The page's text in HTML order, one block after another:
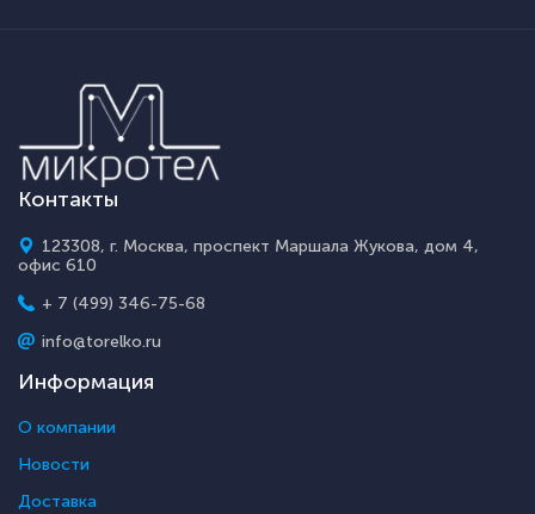
Контакты
123308, г. Москва, проспект Маршала Жукова, дом 4,
офис 610
+ 7 (499) 346-75-68
info@torelko.ru
Информация
О компании
Новости
Доставка